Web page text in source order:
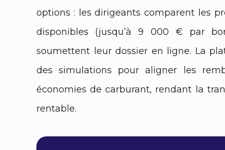
options : les dirigeants comparent les
disponibles (jusqu’à 9 000 € par
soumettent leur dossier en ligne. La
des simulations pour aligner les
économies de carburant, rendant la
rentable.